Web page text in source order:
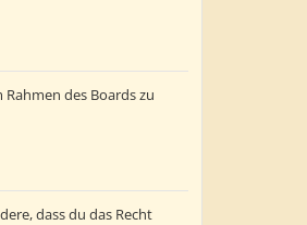
des Boards zu
dass du das Recht